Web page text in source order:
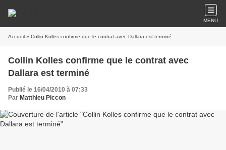
MENU
Accueil » Collin Kolles confirme que le contrat avec Dallara est terminé
Collin Kolles confirme que le contrat avec
Dallara est terminé
Publié le 16/04/2010 à 07:33
Par Matthieu Piccon